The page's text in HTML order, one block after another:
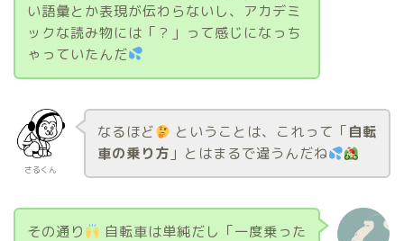
い語彙とか表現が伝わらないし、アカデミ
ックな読み物には「？」って感じになっち
ゃっていたんだ
さるくん
なるほど ということは、これって「自転
車の乗り方 」とはまるで違うんだね
その通り
自転車は単純だし「一度乗った